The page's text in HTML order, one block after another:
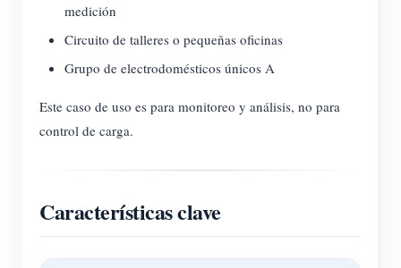
medición
Circuito de talleres o pequeñas oficinas
Grupo de electrodomésticos únicos A
Este caso de uso es para monitoreo y análisis, no para
control de carga.
Características clave